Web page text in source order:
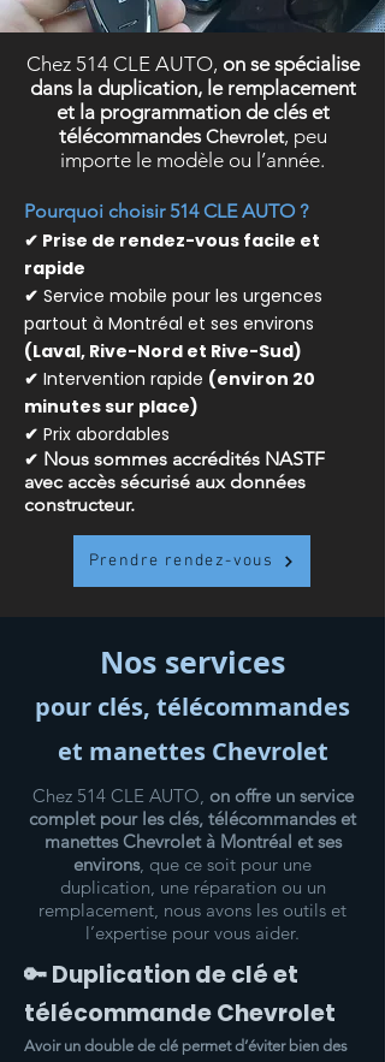
Chez 514 CLE AUTO, on se spécialise
dans la duplication, le remplacement
et la programmation de clés et
télécommandesChevrolet, peu
importe le modèle ou l’année.
Pourquoi choisir 514 CLE AUTO ?
✔ Prise de rendez-vous facile et
rapide
✔ Service mobile pour les urgences
partout à Montréal et ses environs
(Laval, Rive-Nord et Rive-Sud)
✔ Intervention rapide (environ 20
minutes sur place)
✔ Prix abordables
✔ Nous sommes accrédités NASTF
avec accès sécurisé aux données
constructeur.
Prendre rendez-vous
Nos services
pour clés, télécommandes
et manettes Chevrolet
Chez 514 CLE AUTO, on offre un service
complet pour les clés, télécommandes et
manettes Chevrolet à Montréal et ses
environs, que ce soit pour une
duplication, une réparation ou un
remplacement, nous avons les outils et
l’expertise pour vous aider.
🔑 Duplication de clé et
télécommande Chevrolet
Avoir un double de clé permet d’éviter bien des